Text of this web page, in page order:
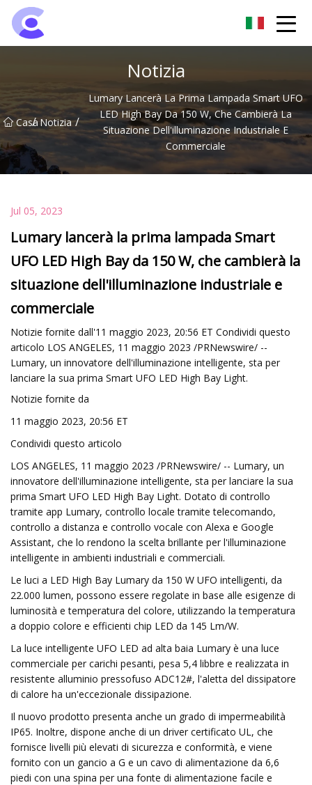
Notizia
Casa
/ Notizia /
Lumary Lancerà La Prima Lampada Smart UFO
LED High Bay Da 150 W, Che Cambierà La
Situazione Dell'illuminazione Industriale E
Commerciale
Jul 05, 2023
Lumary lancerà la prima lampada Smart
UFO LED High Bay da 150 W, che cambierà la
situazione dell'illuminazione industriale e
commerciale
Notizie fornite dall'11 maggio 2023, 20:56 ET Condividi questo
articolo LOS ANGELES, 11 maggio 2023 /PRNewswire/ --
Lumary, un innovatore dell'illuminazione intelligente, sta per
lanciare la sua prima Smart UFO LED High Bay Light.
Notizie fornite da
11 maggio 2023, 20:56 ET
Condividi questo articolo
LOS ANGELES, 11 maggio 2023 /PRNewswire/ -- Lumary, un
innovatore dell'illuminazione intelligente, sta per lanciare la sua
prima Smart UFO LED High Bay Light. Dotato di controllo
tramite app Lumary, controllo locale tramite telecomando,
controllo a distanza e controllo vocale con Alexa e Google
Assistant, che lo rendono la scelta brillante per l'illuminazione
intelligente in ambienti industriali e commerciali.
Le luci a LED High Bay Lumary da 150 W UFO intelligenti, da
22.000 lumen, possono essere regolate in base alle esigenze di
luminosità e temperatura del colore, utilizzando la temperatura
a doppio colore e efficienti chip LED da 145 Lm/W.
La luce intelligente UFO LED ad alta baia Lumary è una luce
commerciale per carichi pesanti, pesa 5,4 libbre e realizzata in
resistente alluminio pressofuso ADC12#, l'aletta del dissipatore
di calore ha un'eccezionale dissipazione.
Il nuovo prodotto presenta anche un grado di impermeabilità
IP65. Inoltre, dispone anche di un driver certificato UL, che
fornisce livelli più elevati di sicurezza e conformità, e viene
fornito con un gancio a G e un cavo di alimentazione da 6,6
piedi con una spina per una fonte di alimentazione facile e